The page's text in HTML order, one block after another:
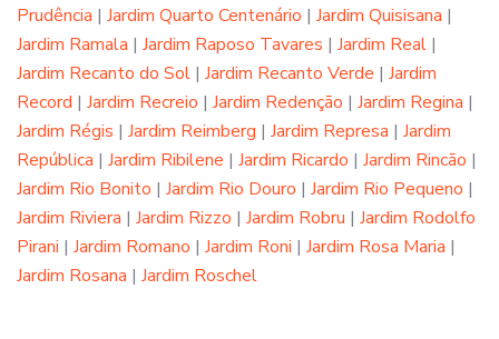
Prudência | Jardim Quarto Centenário | Jardim Quisisana |
Jardim Ramala | Jardim Raposo Tavares | Jardim Real |
Jardim Recanto do Sol | Jardim Recanto Verde | Jardim
Record | Jardim Recreio | Jardim Redenção | Jardim Regina |
Jardim Régis | Jardim Reimberg | Jardim Represa | Jardim
República | Jardim Ribilene | Jardim Ricardo | Jardim Rincão |
Jardim Rio Bonito | Jardim Rio Douro | Jardim Rio Pequeno |
Jardim Riviera | Jardim Rizzo | Jardim Robru | Jardim Rodolfo
Pirani | Jardim Romano | Jardim Roni | Jardim Rosa Maria |
Jardim Rosana | Jardim Roschel